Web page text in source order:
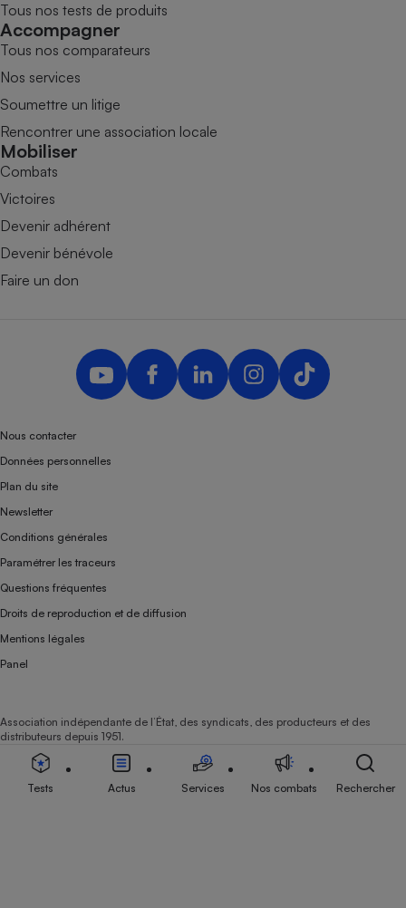
Tous nos tests de produits
Accompagner
Tous nos comparateurs
Nos services
Soumettre un litige
Rencontrer une association locale
Mobiliser
Combats
Victoires
Devenir adhérent
Devenir bénévole
Faire un don
Nous contacter
Données personnelles
Plan du site
Newsletter
Conditions générales
Paramétrer les traceurs
Questions fréquentes
Droits de reproduction et de diffusion
Mentions légales
Panel
Association indépendante de l’État, des syndicats, des producteurs et des
distributeurs depuis 1951.
Tests Actus Services Nos combats Rechercher